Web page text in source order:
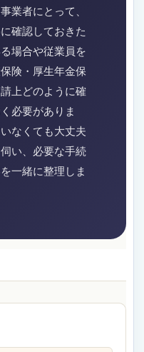
業者にとって、
確認しておきた
場合や従業員を
険・厚生年金保
上どのように確
必要がありま
なくても大丈夫
い、必要な手続
一緒に整理しま